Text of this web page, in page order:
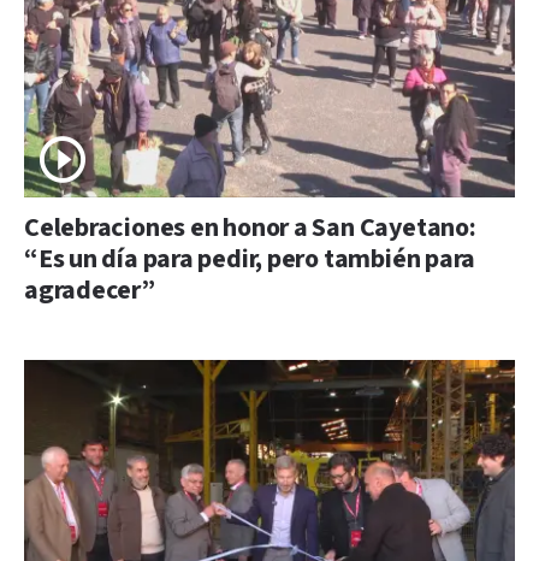
Celebraciones en honor a San Cayetano:
“Es un día para pedir, pero también para
agradecer”